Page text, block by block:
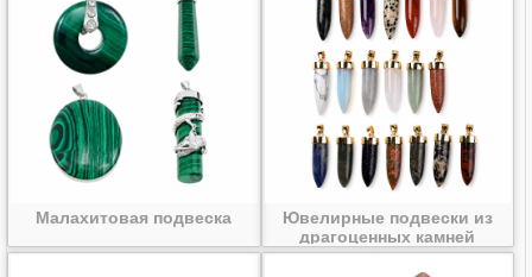
Малахитовая подвеска
Ювелирные подвески из
драгоценных камней